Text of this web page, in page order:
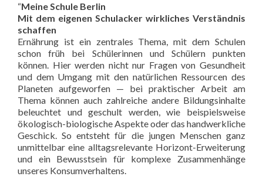
“Meine Schule Berlin
Mit dem eigenen Schulacker wirkliches Verständnis
schaffen
Ernährung ist ein zentrales Thema, mit dem Schulen
schon früh bei Schülerinnen und Schülern punkten
können. Hier werden nicht nur Fragen von Gesundheit
und dem Umgang mit den natürlichen Ressourcen des
Planeten aufgeworfen — bei praktischer Arbeit am
Thema können auch zahlreiche andere Bildungsinhalte
beleuchtet und geschult werden, wie beispielsweise
ökologisch-biologische Aspekte oder das handwerkliche
Geschick. So entsteht für die jungen Menschen ganz
unmittelbar eine alltagsrelevante Horizont-Erweiterung
und ein Bewusstsein für komplexe Zusammenhänge
unseres Konsumverhaltens.